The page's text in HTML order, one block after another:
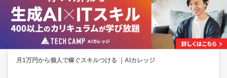
月1万円から個人で稼ぐスキルつける ｜AIカレッジ